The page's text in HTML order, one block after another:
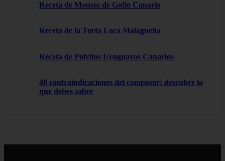
Receta de Mousse de Gofio Canario
Receta de la Torta Loca Malagueña
Receta de Polvitos Uruguayos Canarios
40 contraindicaciones del composor: descubre lo
que debes saber